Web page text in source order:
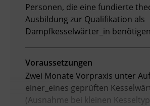
Personen, die eine fundierte
Ausbildung zur Qualifikation als
Dampfkesselwärter_in benötigen
Voraussetzungen
Zwei Monate Vorpraxis unter
einer_eines geprüften
(Ausnahme bei kleinen